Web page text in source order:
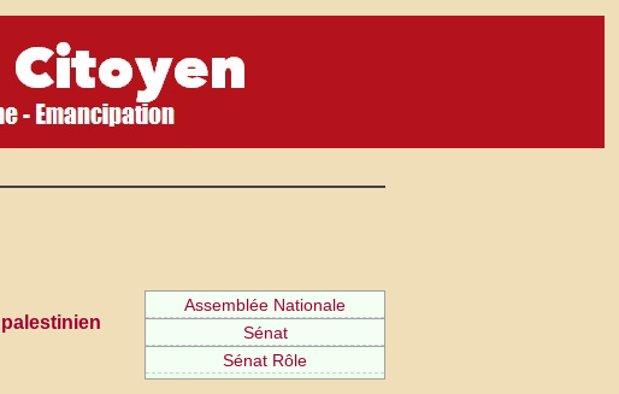
Assemblée Nationale
Sénat
Sénat Rôle